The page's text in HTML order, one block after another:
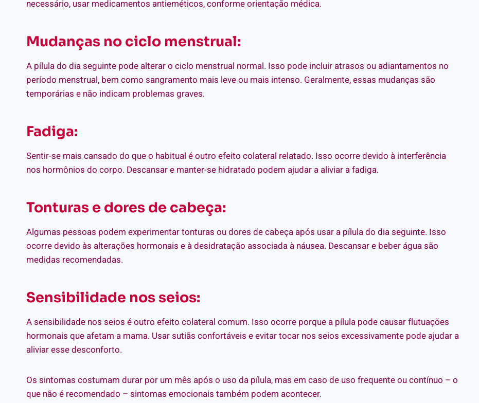
necessário, usar medicamentos antieméticos, conforme orientação médica.
Mudanças no ciclo menstrual:
A pílula do dia seguinte pode alterar o ciclo menstrual normal. Isso pode incluir atrasos ou adiantamentos no
período menstrual, bem como sangramento mais leve ou mais intenso. Geralmente, essas mudanças são
temporárias e não indicam problemas graves.
Fadiga:
Sentir-se mais cansado do que o habitual é outro efeito colateral relatado. Isso ocorre devido à interferência
nos hormônios do corpo. Descansar e manter-se hidratado podem ajudar a aliviar a fadiga.
Tonturas e dores de cabeça:
Algumas pessoas podem experimentar tonturas ou dores de cabeça após usar a pílula do dia seguinte. Isso
ocorre devido às alterações hormonais e à desidratação associada à náusea. Descansar e beber água são
medidas recomendadas.
Sensibilidade nos seios:
A sensibilidade nos seios é outro efeito colateral comum. Isso ocorre porque a pílula pode causar flutuações
hormonais que afetam a mama. Usar sutiãs confortáveis e evitar tocar nos seios excessivamente pode ajudar a
aliviar esse desconforto.
Os sintomas costumam durar por um mês após o uso da pílula, mas em caso de uso frequente ou contínuo – o
que não é recomendado – sintomas emocionais também podem acontecer.